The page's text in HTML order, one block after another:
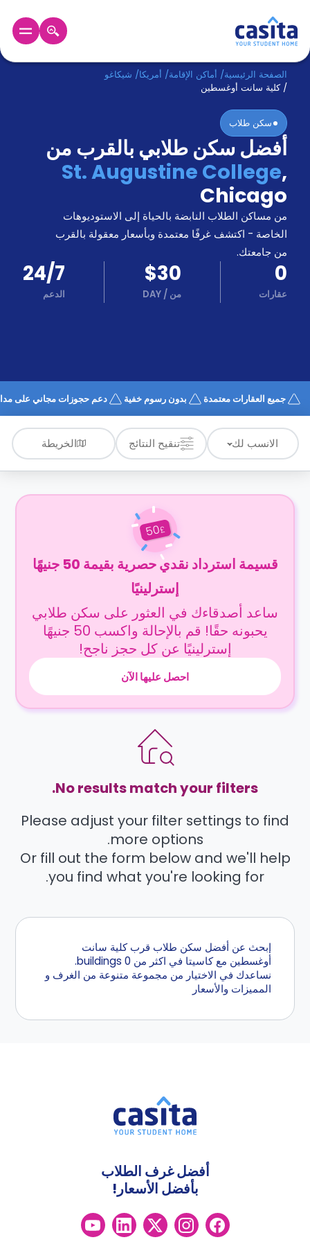
الرئيسية عربي USD
دخول
حجز
السكن
من
نحن؟
المدونة
أخبر
أصدقائك
و
اكسب
كن
شريكا
الدعم
كيف
تعمل؟
الأسئلة
الشائعة
الصفحة الرئيسية/ أماكن الإقامة/ أمريكا/ شيكاغو
/كلية سانت أوغسطين
سكن طلاب
أفضل سكن طلابي بالقرب من
St. Augustine College,
Chicago
من مساكن الطلاب النابضة بالحياة إلى الاستوديوهات
الخاصة - اكتشف غرفًا معتمدة وبأسعار معقولة بالقرب
من جامعتك.
0
عقارات
$30
من /
DAY
24/7
الدعم
جميع العقارات معتمدة بدون رسوم خفية دعم حجوزات مجاني على مدار
الانسب لك تنقيح النتائج الخريطة
£
50
قسيمة استرداد نقدي حصرية بقيمة 50 جنيهًا
إسترلينيًا
ساعد أصدقاءك في العثور على سكن طلابي
يحبونه حقًا! قم بالإحالة واكسب 50 جنيهًا
إسترلينيًا عن كل حجز ناجح!
احصل عليها الآن
No results match your filters.
Please adjust your filter settings to find
more options.
Or fill out the form below and we'll help
you find what you're looking for.
إبحث عن أفضل سكن طلاب قرب كلية سانت
أوغسطين مع كاسيتا في اكثر من 0 buildings.
نساعدك في الاختيار من مجموعة متنوعة من الغرف و
المميزات والأسعار
أفضل غرف الطلاب
بأفضل الأسعار!